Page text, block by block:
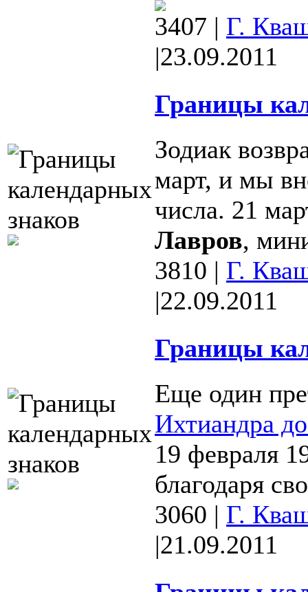
3407 | Г.
|23.09.2011
Границы
Зодиак
март, и мы
числа. 21
Лавров,
3810 | Г.
|22.09.2011
Границы
Еще один
Ихтиандра
19 февраля
благодаря
3060 | Г.
|21.09.2011